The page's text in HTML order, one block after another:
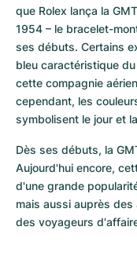
que Rolex lança la
1954 – le bracelet-
ses débuts. Certains
bleu caractéristique
cette compagnie
cependant, les
symbolisent le jour et
Dès ses débuts, la
Aujourd'hui encore,
d'une grande
mais aussi auprès
des voyageurs